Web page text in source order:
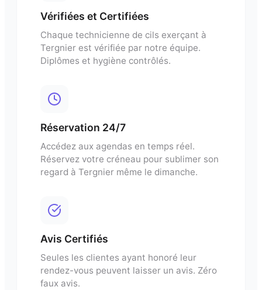
Vérifiées et Certifiées
Chaque technicienne de cils exerçant à
Tergnier est vérifiée par notre équipe.
Diplômes et hygiène contrôlés.
Réservation 24/7
Accédez aux agendas en temps réel.
Réservez votre créneau pour sublimer son
regard à Tergnier même le dimanche.
Avis Certifiés
Seules les clientes ayant honoré leur
rendez-vous peuvent laisser un avis. Zéro
faux avis.